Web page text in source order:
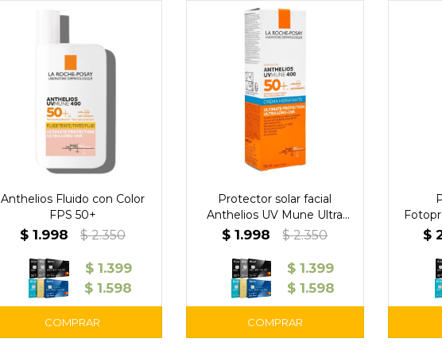
Anthelios Fluido con Color
FPS 50+
$ 1.998 $ 2.350
$ 1.399
$ 1.598
Protector solar facial
Anthelios UV Mune Ultra
FPS 50+
$ 1.998 $ 2.350
$ 1.399
$ 1.598
$